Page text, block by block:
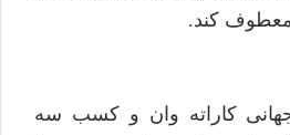
کند.
۱۳ لیگ جهانی کاراته وان و کسب سه